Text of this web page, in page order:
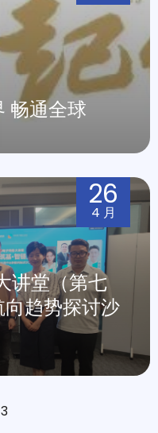
畅通全球
26
4 月
讲堂（第七
趋势探讨沙
3